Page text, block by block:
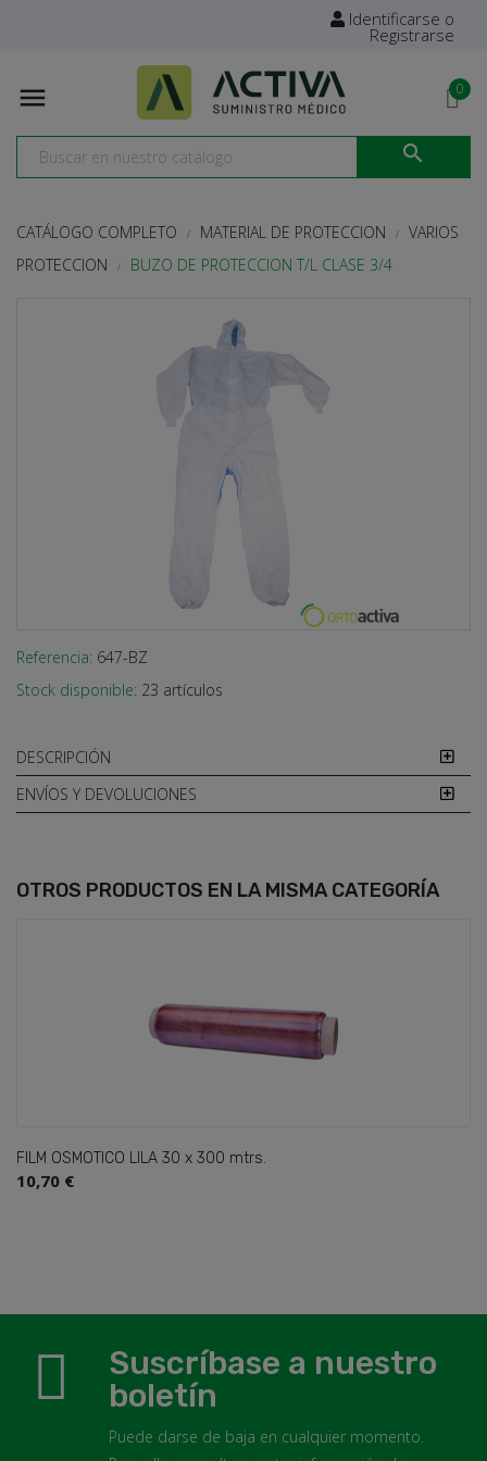
Identificarse o
Registrarse
 0

CATÁLOGO COMPLETO MATERIAL DE PROTECCION
VARIOS
PROTECCION
BUZO DE PROTECCION T/L CLASE 3/4
Referencia: 647-BZ
Stock disponible: 23 artículos
DESCRIPCIÓN
ENVÍOS Y DEVOLUCIONES
OTROS PRODUCTOS EN LA MISMA CATEGORÍA
LILA 30 x 300 mtrs.
Suscríbase a nuestro
boletín
Puede darse de baja en cualquier momento.